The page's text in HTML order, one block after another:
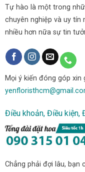
Tự hào là một trong
chuyên nghiệp và uy
nhiều hơn nữa sự tin
Mọi ý kiến đóng góp xin
Điều khoản, Điều kiện,
Chẳng phải đợi lâu,